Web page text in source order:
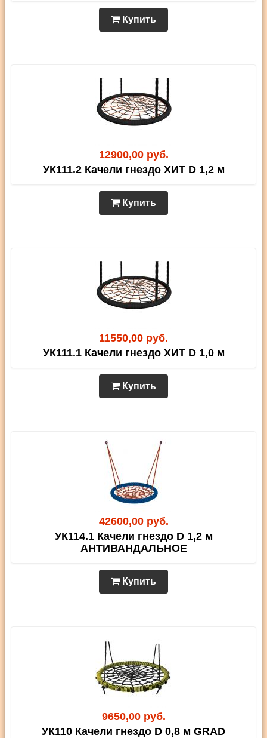
Купить
12900,00 руб.
УК111.2 Качели гнездо ХИТ D 1,2 м
Купить
11550,00 руб.
УК111.1 Качели гнездо ХИТ D 1,0 м
Купить
42600,00 руб.
УК114.1 Качели гнездо D 1,2 м
АНТИВАНДАЛЬНОЕ
Купить
9650,00 руб.
УК110 Качели гнездо D 0,8 м GRAD